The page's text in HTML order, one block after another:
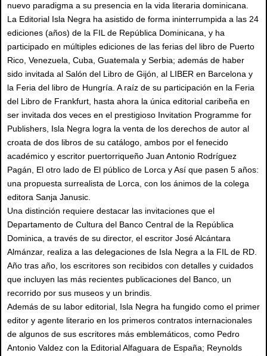
nuevo paradigma a su presencia en la vida literaria dominicana.
La Editorial Isla Negra ha asistido de forma ininterrumpida a las 24
ediciones (años) de la FIL de República Dominicana, y ha
participado en múltiples ediciones de las ferias del libro de Puerto
Rico, Venezuela, Cuba, Guatemala y Serbia; además de haber
sido invitada al Salón del Libro de Gijón, al LIBER en Barcelona y
la Feria del libro de Hungría. A raíz de su participación en la Feria
del Libro de Frankfurt, hasta ahora la única editorial caribeña en
ser invitada dos veces en el prestigioso Invitation Programme for
Publishers, Isla Negra logra la venta de los derechos de autor al
croata de dos libros de su catálogo, ambos por el fenecido
académico y escritor puertorriqueño Juan Antonio Rodríguez
Pagán, El otro lado de El público de Lorca y Así que pasen 5 años:
una propuesta surrealista de Lorca, con los ánimos de la colega
editora Sanja Janusic.
Una distinción requiere destacar las invitaciones que el
Departamento de Cultura del Banco Central de la República
Dominica, a través de su director, el escritor José Alcántara
Almánzar, realiza a las delegaciones de Isla Negra a la FIL de RD.
Año tras año, los escritores son recibidos con detalles y cuidados
que incluyen las más recientes publicaciones del Banco, un
recorrido por sus museos y un brindis.
Además de su labor editorial, Isla Negra ha fungido como el primer
editor y agente literario en los primeros contratos internacionales
de algunos de sus escritores más emblemáticos, como Pedro
Antonio Valdez con la Editorial Alfaguara de España; Reynolds